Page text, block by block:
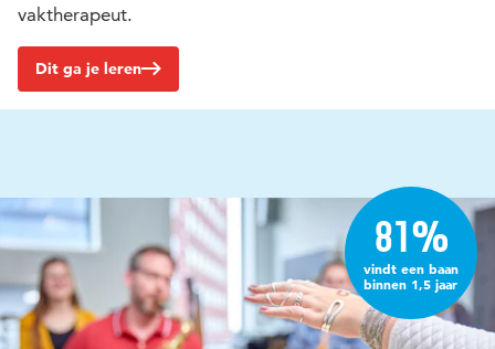
vaktherapeut.
Dit ga je leren
81%
vindt een baan
binnen 1,5 jaar